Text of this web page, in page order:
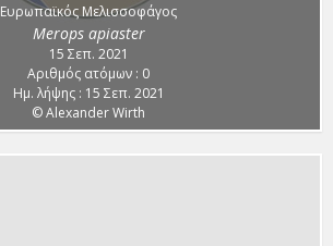
Ευρωπαϊκός Μελισσοφάγος
Merops apiaster
15 Σεπ. 2021
Αριθμός ατόμων : 0
Ημ. λήψης : 15 Σεπ. 2021
© Alexander Wirth